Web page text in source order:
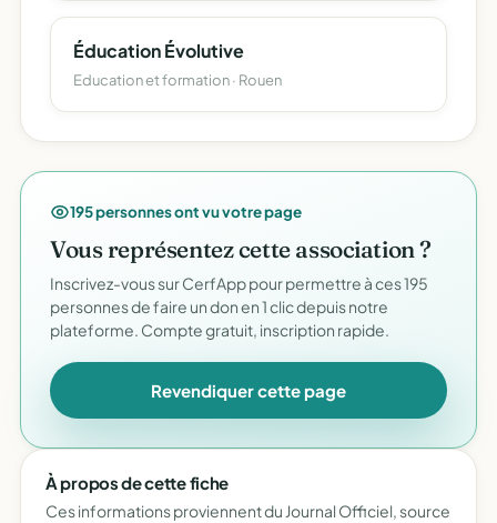
Éducation Évolutive
Education et formation · Rouen
195 personnes ont vu votre page
Vous représentez cette association ?
Inscrivez-vous sur CerfApp pour permettre à ces 195
personnes de faire un don en 1 clic depuis notre
plateforme. Compte gratuit, inscription rapide.
Revendiquer cette page
À propos de cette fiche
Ces informations proviennent du Journal Officiel, source